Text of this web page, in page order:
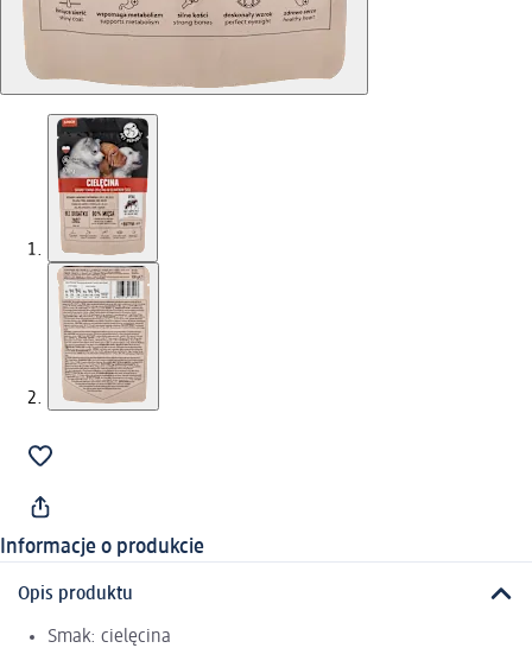
Informacje o produkcie
Opis produktu
Smak: cielęcina